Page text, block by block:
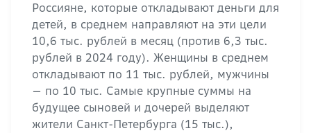
Россияне, которые откладывают деньги для
детей, в среднем направляют на эти цели
10,6 тыс. рублей в месяц (против 6,3 тыс.
рублей в 2024 году). Женщины в среднем
откладывают по 11 тыс. рублей, мужчины
— по 10 тыс. Самые крупные суммы на
будущее сыновей и дочерей выделяют
жители Санкт-Петербурга (15 тыс.),